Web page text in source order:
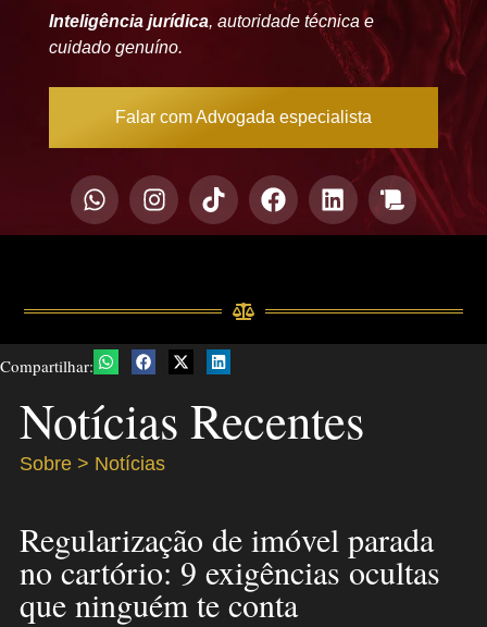
Inteligência jurídica, autoridade técnica e
cuidado genuíno.
Falar com Advogada especialista
Compartilhar:
Notícias Recentes
Sobre > Notícias
Regularização de imóvel parada
no cartório: 9 exigências ocultas
que ninguém te conta